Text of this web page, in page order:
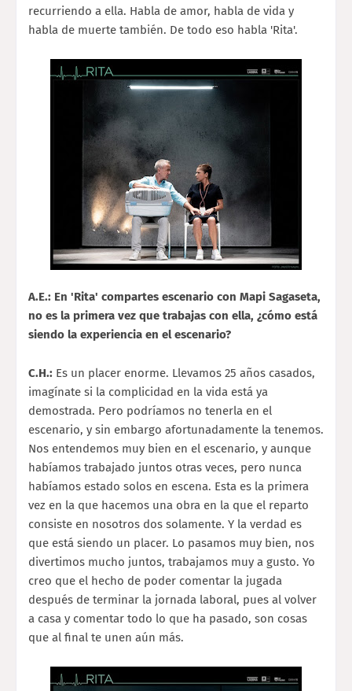
recurriendo a ella. Habla de amor, habla de vida y
habla de muerte también. De todo eso habla 'Rita'.
A.E.: En 'Rita' compartes escenario con Mapi Sagaseta,
no es la primera vez que trabajas con ella, ¿cómo está
siendo la experiencia en el escenario?
C.H.: Es un placer enorme. Llevamos 25 años casados,
imagínate si la complicidad en la vida está ya
demostrada. Pero podríamos no tenerla en el
escenario, y sin embargo afortunadamente la tenemos.
Nos entendemos muy bien en el escenario, y aunque
habíamos trabajado juntos otras veces, pero nunca
habíamos estado solos en escena. Esta es la primera
vez en la que hacemos una obra en la que el reparto
consiste en nosotros dos solamente. Y la verdad es
que está siendo un placer. Lo pasamos muy bien, nos
divertimos mucho juntos, trabajamos muy a gusto. Yo
creo que el hecho de poder comentar la jugada
después de terminar la jornada laboral, pues al volver
a casa y comentar todo lo que ha pasado, son cosas
que al final te unen aún más.